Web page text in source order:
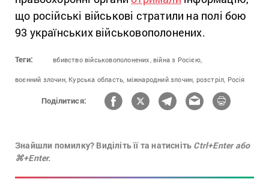
що російські військові стратили на полі бою
93 українських військовополонених.
Теги: вбивство військовополонених, війна з Росією,
воєнний злочин, Курська область, міжнародний злочин, розстріл, Росія
Поділитися:
Знайшли помилку? Виділіть її та натисніть Ctrl+Enter або
⌘+Enter.